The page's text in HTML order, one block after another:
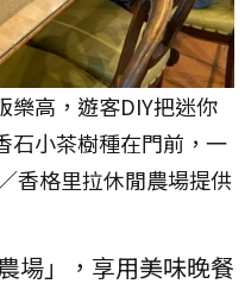
樂高，遊客DIY把迷你
石小茶樹種在門前，一
香格里拉休閒農場提供
場」，享用美味晚餐